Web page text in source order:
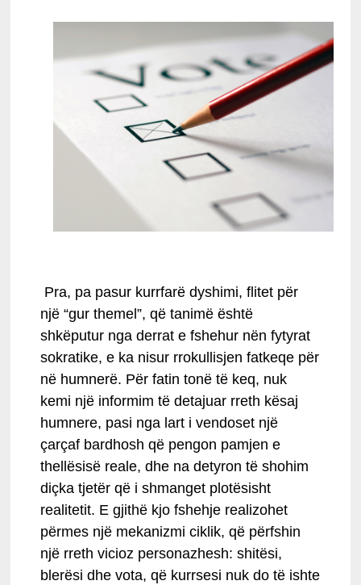
Pra, pa pasur kurrfarë dyshimi, flitet për
një “gur themel”, që tanimë është
shkëputur nga derrat e fshehur nën fytyrat
sokratike, e ka nisur rrokullisjen fatkeqe për
në humnerë. Për fatin tonë të keq, nuk
kemi një informim të detajuar rreth kësaj
humnere, pasi nga lart i vendoset një
çarçaf bardhosh që pengon pamjen e
thellësisë reale, dhe na detyron të shohim
diçka tjetër që i shmanget plotësisht
realitetit. E gjithë kjo fshehje realizohet
përmes një mekanizmi ciklik, që përfshin
një rreth vicioz personazhesh: shitësi,
blerësi dhe vota, që kurrsesi nuk do të ishte